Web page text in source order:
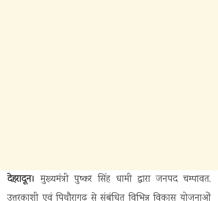
देहरादून। मुख्यमंत्री पुष्कर सिंह धामी द्वारा जनपद चम्पावत,